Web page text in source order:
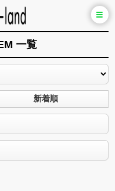
一覧
新着順